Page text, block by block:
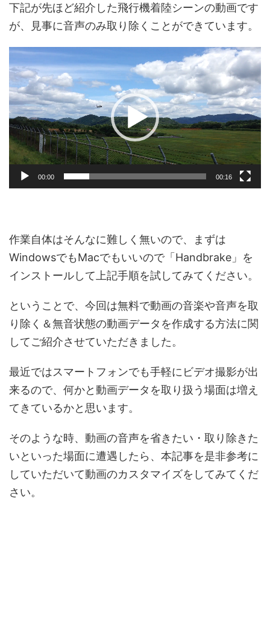
下記が先ほど紹介した飛行機着陸シーンの動画です
が、見事に音声のみ取り除くことができています。
動
画
プ
レ
ー
ヤ
ー
00:00 00:16
作業自体はそんなに難しく無いので、まずは
WindowsでもMacでもいいので「Handbrake」を
インストールして上記手順を試してみてください。
ということで、今回は無料で動画の音楽や音声を取
り除く＆無音状態の動画データを作成する方法に関
してご紹介させていただきました。
最近ではスマートフォンでも手軽にビデオ撮影が出
来るので、何かと動画データを取り扱う場面は増え
てきているかと思います。
そのような時、動画の音声を省きたい・取り除きた
いといった場面に遭遇したら、本記事を是非参考に
していただいて動画のカスタマイズをしてみてくだ
さい。